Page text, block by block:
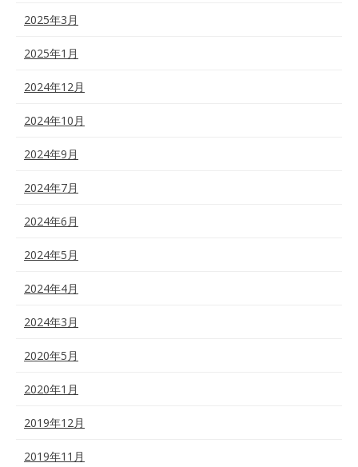
2025年3月
2025年1月
2024年12月
2024年10月
2024年9月
2024年7月
2024年6月
2024年5月
2024年4月
2024年3月
2020年5月
2020年1月
2019年12月
2019年11月